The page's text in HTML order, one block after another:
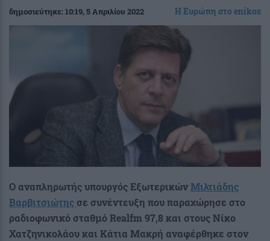
δημοσιεύτηκε:10:19, 5 Απριλίου 2022 Η Ευρώπη στο enikos
Ο αναπληρωτής υπουργός ΕξωτερικώνΜιλτιάδης
Βαρβιτσιώτης σε συνέντευξη που παραχώρησε στο
ραδιοφωνικό σταθμό Realfm 97,8 και στους Νίκο
Χατζηνικολάου και Κάτια Μακρή αναφέρθηκε στον